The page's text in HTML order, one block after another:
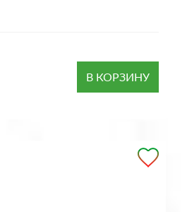
В КОРЗИНУ